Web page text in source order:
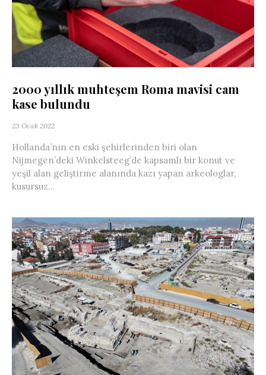
2000 yıllık muhteşem Roma mavisi cam
kase bulundu
23 Ocak 2022
Hollanda’nın en eski şehirlerinden biri olan
Nijmegen’deki Winkelsteeg’de kapsamlı bir konut ve
yeşil alan geliştirme alanında kazı yapan arkeologlar,
kusursuz...